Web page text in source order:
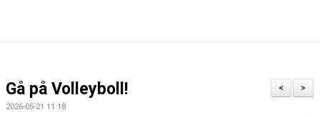
LÄNKAR
>
<
Gå på Volleyboll!
2026-05-21 11:18